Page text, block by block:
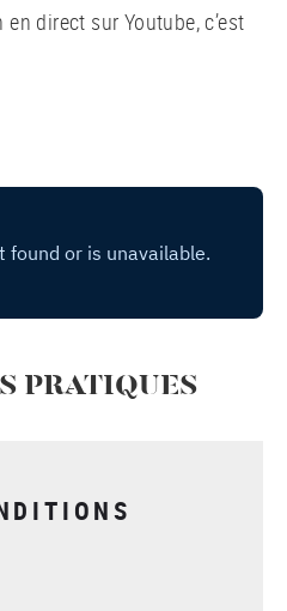
direct sur Youtube, c’est
PRATIQUES